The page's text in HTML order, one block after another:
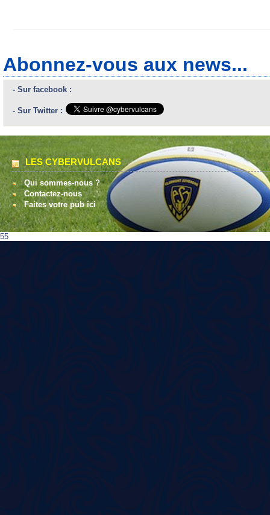
Abonnez-vous aux news...
- Sur facebook :
- Sur Twitter :
LES CYBERVULCANS
Qui sommes-nous ?
Contactez-nous
Faites votre pub ici
55